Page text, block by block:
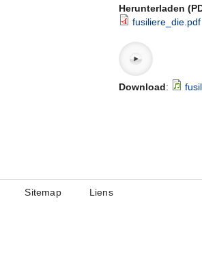
Herunterladen
fusiliere_die.pdf
Download:
Sitemap Liens